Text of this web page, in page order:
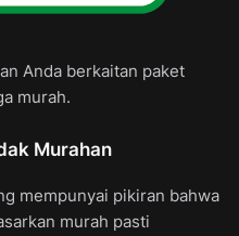
Anda berkaitan paket
murah.
Murahan
mempunyai pikiran bahwa
murah pasti